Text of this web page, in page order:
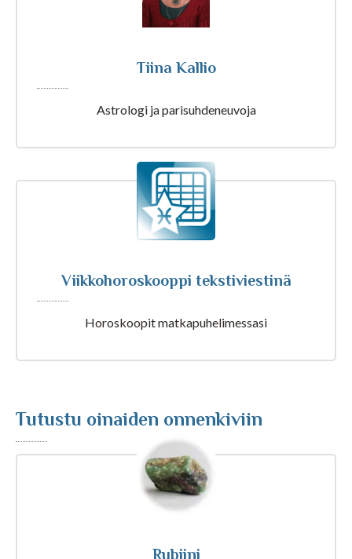
Kiinalainen horoskooppi
Horoskooppiartikkelit
Tarot ja kartat
Tajunnanvirta Numerologi
Tajunnanvirta Päivänväri
Tiina Kallio
Astrologi ja parisuhdeneuvoja
Viikkohoroskooppi tekstiviestinä
Horoskoopit matkapuhelimessasi
Tutustu oinaiden onnenkiviin
Rubiini